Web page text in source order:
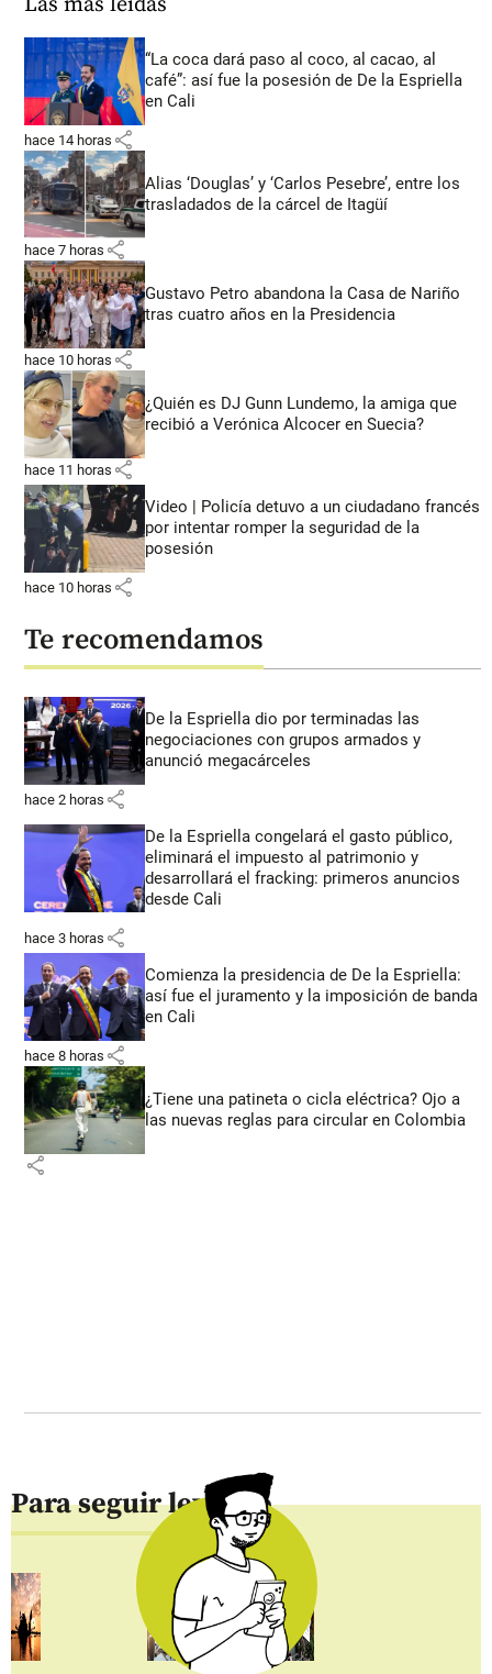
“La coca dará paso al coco, al cacao, al
café”: así fue la posesión de De la Espriella
en Cali
hace 14 horas share
Alias ‘Douglas’ y ‘Carlos Pesebre’, entre los
trasladados de la cárcel de Itagüí
hace 7 horas share
Gustavo Petro abandona la Casa de Nariño
tras cuatro años en la Presidencia
hace 10 horas share
¿Quién es DJ Gunn Lundemo, la amiga que
recibió a Verónica Alcocer en Suecia?
hace 11 horas share
Video | Policía detuvo a un ciudadano francés
por intentar romper la seguridad de la
posesión
hace 10 horas share
Te recomendamos
De la Espriella dio por terminadas las
negociaciones con grupos armados y
anunció megacárceles
hace 2 horas share
De la Espriella congelará el gasto público,
eliminará el impuesto al patrimonio y
desarrollará el fracking: primeros anuncios
desde Cali
hace 3 horas share
Comienza la presidencia de De la Espriella:
así fue el juramento y la imposición de banda
en Cali
hace 8 horas share
¿Tiene una patineta o cicla eléctrica? Ojo a
las nuevas reglas para circular en Colombia
share
Para seguir leyendo